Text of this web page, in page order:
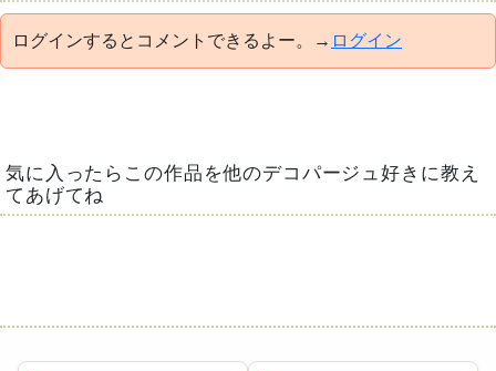
ログインするとコメントできるよー。→ ログイン
気に入ったらこの作品を他のデコパージュ好きに教え
てあげてね